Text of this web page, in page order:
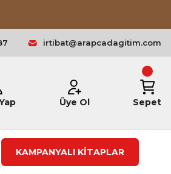
irtibat@arapcadagitim.com
Üye Ol Sepet
KAMPANYALI KİTAPLAR